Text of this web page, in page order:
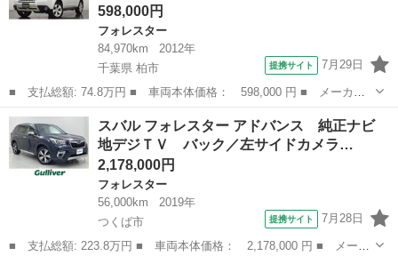
598,000円
フォレスター
84,970km
2012年
千葉県 柏市
提携サイト 7月29日
■ 支払総額: 74.8万円 ■ 車両本体価格： 598,000 円 ■ メーカー
名： スバル ■ 車種名： フォレスター ■ グレード名： ２．０
ＸＴ Ｂｌｕｅｔｏｏｔｈ パワーシート クルーズコントロール
フルセグナビ...
千葉 柏市
スバル フォレスター アドバンス 純正ナビ
地デジＴＶ バック／左サイドカメラ…
2,178,000円
フォレスター
56,000km
2019年
つくば市
提携サイト 7月28日
■ 支払総額: 223.8万円 ■ 車両本体価格： 2,178,000 円 ■ メーカ